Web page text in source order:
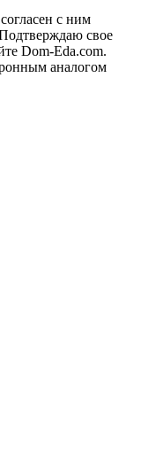
с ним
свое
Dom-Eda.com.
аналогом